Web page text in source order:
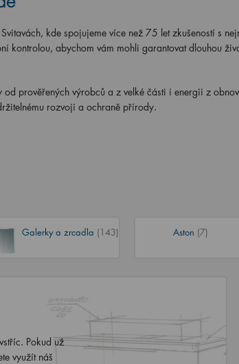
kde spojujeme více než 75 let zkušeností s
kontrolou, abychom vám mohli garantovat dlouhou
od prověřených výrobců a z velké části i energii z
rozvoji a ochraně přírody.
Galerky a zrcadla (143) Aston (7)
Pokud už
využít náš